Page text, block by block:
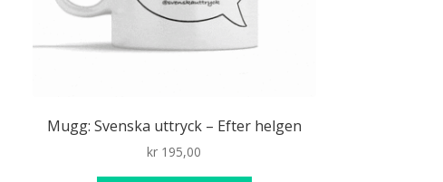
Mugg: Svenska uttryck – Efter helgen
kr 195,00